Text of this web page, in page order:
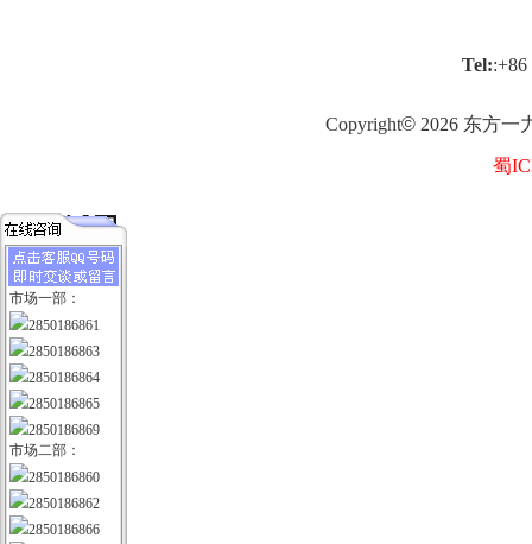
Tel::+86
Copyright© 2026 东方一
蜀
市场一部：
2850186861
2850186863
2850186864
2850186865
2850186869
市场二部：
2850186860
2850186862
2850186866